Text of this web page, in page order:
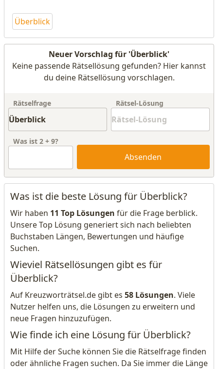
Überblick
Neuer Vorschlag für 'Überblick'
Keine passende Rätsellösung gefunden? Hier kannst
du deine Rätsellösung vorschlagen.
Rätselfrage Rätsel-Lösung
Was ist 2 + 9?
Absenden
Was ist die beste Lösung für Überblick?
Wir haben 11 Top Lösungen für die Frage berblick.
Unsere Top Lösung generiert sich nach beliebten
Buchstaben Längen, Bewertungen und häufige
Suchen.
Wieviel Rätsellösungen gibt es für
Überblick?
Auf Kreuzworträtsel.de gibt es 58 Lösungen. Viele
Nutzer helfen uns, die Lösungen zu erweitern und
neue Fragen hinzuzufügen.
Wie finde ich eine Lösung für Überblick?
Mit Hilfe der Suche können Sie die Rätselfrage finden
oder ähnliche Fragen suchen. Da Sie immer die Länge